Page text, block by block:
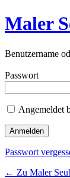
Maler
Benutzername
Passwort
Angemeldet
Passwort
← Zu Maler